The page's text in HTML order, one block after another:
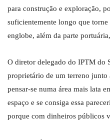
para construção e exploração,
suficientemente longo que
englobe, além da parte
O diretor delegado do IPTM do
proprietário de um terreno junto
pensar-se numa área mais lata
espaço e se consiga essa
porque com dinheiros públicos